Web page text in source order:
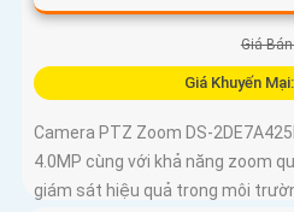
Giá
Giá Khuyến
Camera PTZ Zoom DS-
4.0MP cùng với khả năng zoom
giám sát hiệu quả trong môi